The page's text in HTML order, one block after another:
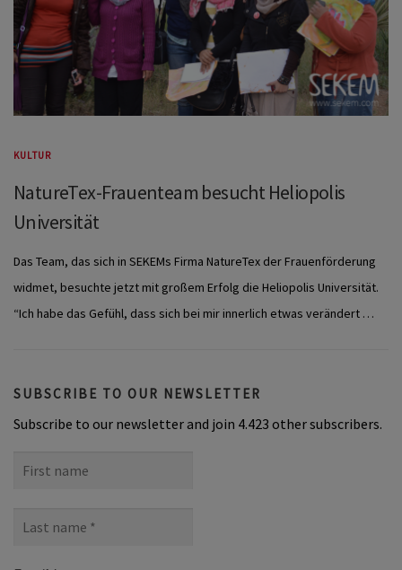
KULTUR
NatureTex-Frauenteam besucht Heliopolis
Universität
Das Team, das sich in SEKEMs Firma NatureTex der Frauenförderung
widmet, besuchte jetzt mit großem Erfolg die Heliopolis Universität.
“Ich habe das Gefühl, dass sich bei mir innerlich etwas verändert …
SUBSCRIBE TO OUR NEWSLETTER
Subscribe to our newsletter and join 4.423 other subscribers.
name
name